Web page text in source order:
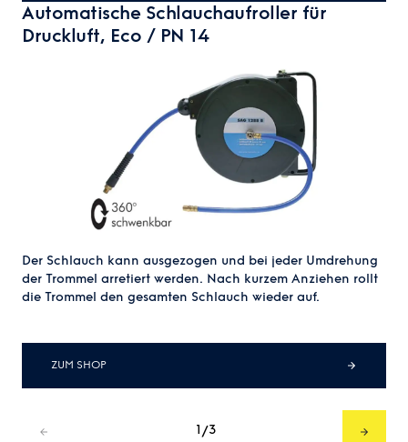
Automatische Schlauchaufroller für
Druckluft, Eco / PN 14
Der Schlauch kann ausgezogen und bei jeder Umdrehung
der Trommel arretiert werden. Nach kurzem Anziehen rollt
die Trommel den gesamten Schlauch wieder auf.
ZUM SHOP
1/3